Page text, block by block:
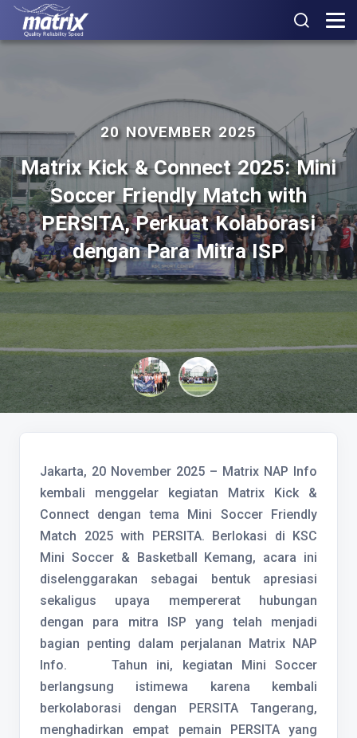
20 NOVEMBER 2025
Matrix Kick & Connect 2025: Mini
Soccer Friendly Match with
PERSITA, Perkuat Kolaborasi
dengan Para Mitra ISP
Jakarta, 20 November 2025 – Matrix NAP Info
kembali menggelar kegiatan Matrix Kick &
Connect dengan tema Mini Soccer Friendly
Match 2025 with PERSITA. Berlokasi di KSC
Mini Soccer & Basketball Kemang, acara ini
diselenggarakan sebagai bentuk apresiasi
sekaligus upaya mempererat hubungan
dengan para mitra ISP yang telah menjadi
bagian penting dalam perjalanan Matrix NAP
Info. Tahun ini, kegiatan Mini Soccer
berlangsung istimewa karena kembali
berkolaborasi dengan PERSITA Tangerang,
menghadirkan empat pemain PERSITA yang